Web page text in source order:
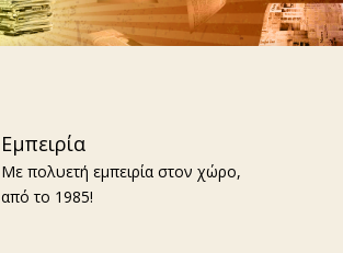
Εμπειρία
Με πολυετή εμπειρία στον χώρο,
από το 1985!